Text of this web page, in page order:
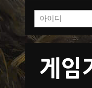
게임